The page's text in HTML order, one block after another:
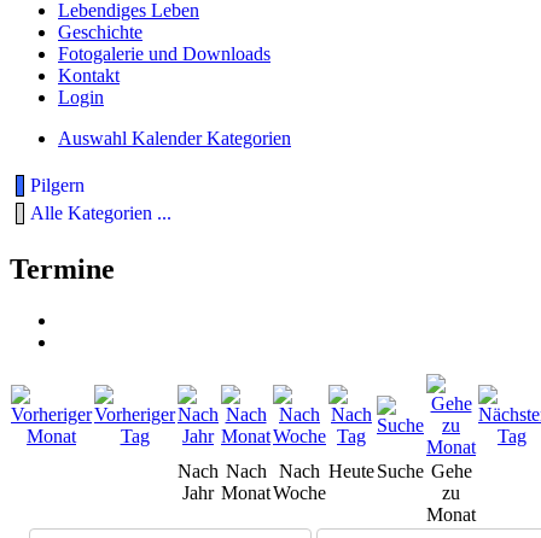
Lebendiges Leben
Geschichte
Fotogalerie und Downloads
Kontakt
Login
Auswahl Kalender Kategorien
Pilgern
Alle Kategorien ...
Termine
Nach
Jahr
Nach
Monat
Nach
Woche
HeuteSuche Gehe
zu
Monat